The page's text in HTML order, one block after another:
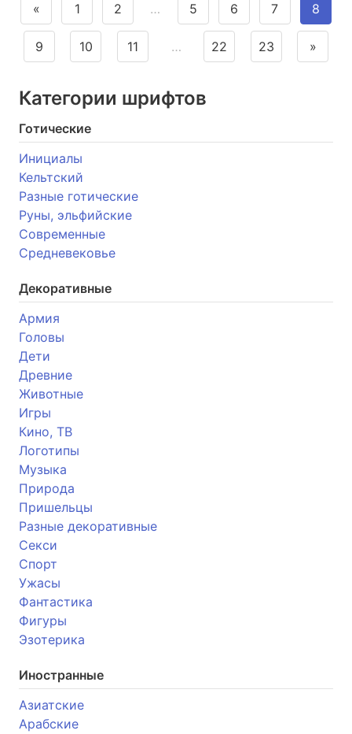
« 1 2 … 5 6 7 8
9 10 11 … 22 23 »
Категории шрифтов
Готические
Инициалы
Кельтский
Разные готические
Руны, эльфийские
Современные
Средневековье
Декоративные
Армия
Головы
Дети
Древние
Животные
Игры
Кино, ТВ
Логотипы
Музыка
Природа
Пришельцы
Разные декоративные
Секси
Спорт
Ужасы
Фантастика
Фигуры
Эзотерика
Иностранные
Азиатские
Арабские